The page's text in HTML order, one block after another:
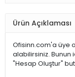
Ürün Açıklaması
Ofisinn.com'a üye
alabilirsiniz. Bunun
"Hesap Oluştur"